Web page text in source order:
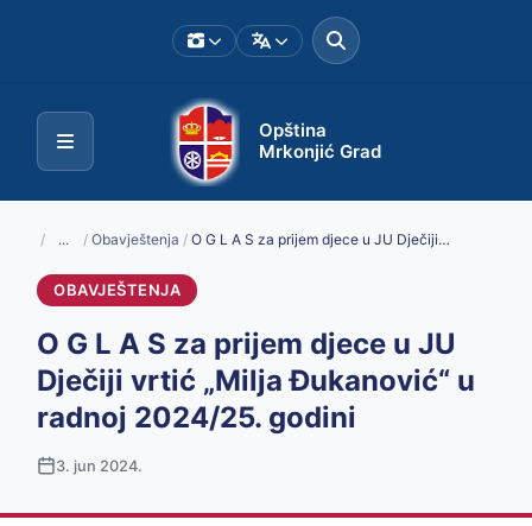
Opština
Mrkonjić Grad
/ ... / Obavještenja / O G L A S za prijem djece u JU Dječiji vrtić „Milja Đukanović“ u radnoj 2024/25. godini
OBAVJEŠTENJA
O G L A S za prijem djece u JU
Dječiji vrtić „Milja Đukanović“ u
radnoj 2024/25. godini
3. jun 2024.